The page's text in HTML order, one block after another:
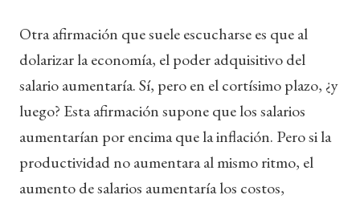
Otra afirmación que suele escucharse es que al
dolarizar la economía, el poder adquisitivo del
salario aumentaría. Sí, pero en el cortísimo plazo, ¿y
luego? Esta afirmación supone que los salarios
aumentarían por encima que la inflación. Pero si la
productividad no aumentara al mismo ritmo, el
aumento de salarios aumentaría los costos,